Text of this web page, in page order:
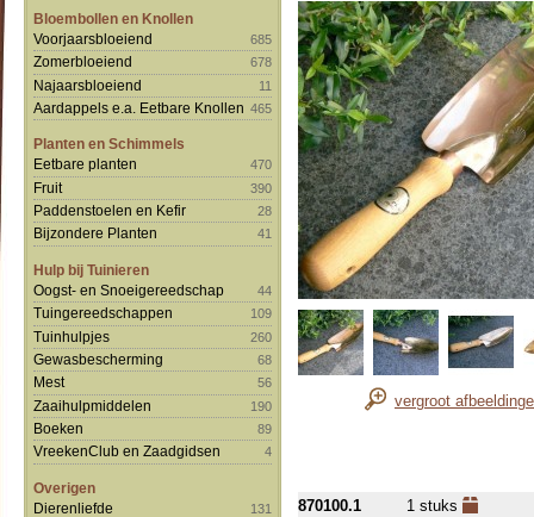
Bloembollen en Knollen
Voorjaarsbloeiend
685
Zomerbloeiend 678
Najaarsbloeiend 11
Aardappels e.a. Eetbare Knollen 465
Planten en Schimmels
Eetbare planten
470
Fruit 390
Paddenstoelen en Kefir 28
Bijzondere Planten 41
Hulp bij Tuinieren
Oogst- en Snoeigereedschap
44
Tuingereedschappen 109
Tuinhulpjes 260
Gewasbescherming 68
Mest 56
Zaaihulpmiddelen 190
Boeken 89
VreekenClub en Zaadgidsen 4
Overigen
Dierenliefde
131
vergroot
870100.1
1 stuks